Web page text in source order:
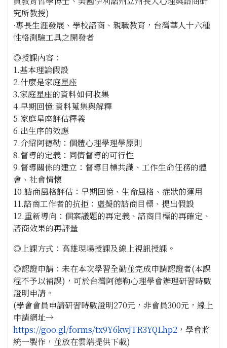
究所教授)
·專長生涯發展、學校諮商、親職教育，台灣華人十六種
性格測驗工具之開發者
◎授課內容：
1.基本理論假設
2.什麼是家庭星座
3.家庭星座的資料如何收集
4.早期回憶:資料蒐集與解釋
5.家庭星座評估釋義
6.出生序的效應
7.介紹阿德勒：個體心理學理學原則
8.督導的定義：同儕督導的可行性
9.督導關係的建立：督導目標共識、工作生命任務的體
會、社會情懷
10.諮商風格評估：早期回憶、生命風格、症狀的運用
11.諮商工作者的抗拒：虛擬的諮商目標、提出假設
12.重新導向：個案議題的再定義、諮商目標的再確定、
諮商效果的再評量
◎上課方式：高雄現場授課及線上視訊授課。
◎認證申請：未在本次學習全勤並完成申請認證者(本課
程不予以補課)，可於台灣阿德勒心理學會辦理研習時數
證明申請。
(學會會員申請研習時數證明270元，非會員300元，線上
申請網址→
https://goo.gl/forms/tx9Y6kwJTR3YQLhp2 ，學會將
統一製作，並放在雲端提供下載)